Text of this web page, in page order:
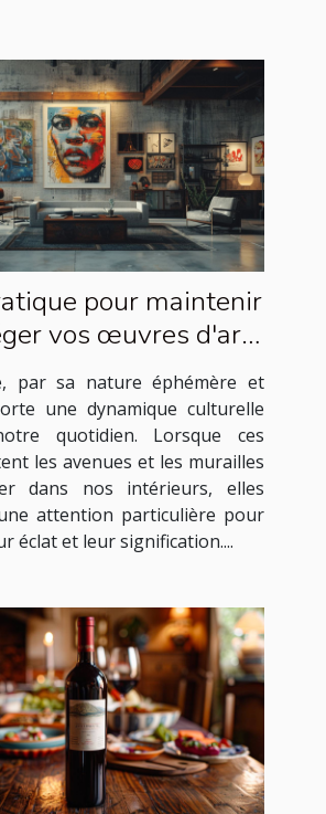
pour maintenir
vos œuvres d'art
rue à la maison
par sa nature éphémère et
une dynamique culturelle
quotidien. Lorsque ces
les avenues et les murailles
dans nos intérieurs, elles
attention particulière pour
éclat et leur signification....